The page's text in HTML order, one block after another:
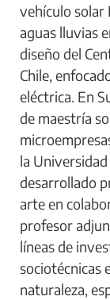
vehículo solar
aguas lluvias
diseño del
Chile,
eléctrica. En
de maestría
la
desarrollado
arte en
profesor
líneas de
sociotécnicas
naturaleza,